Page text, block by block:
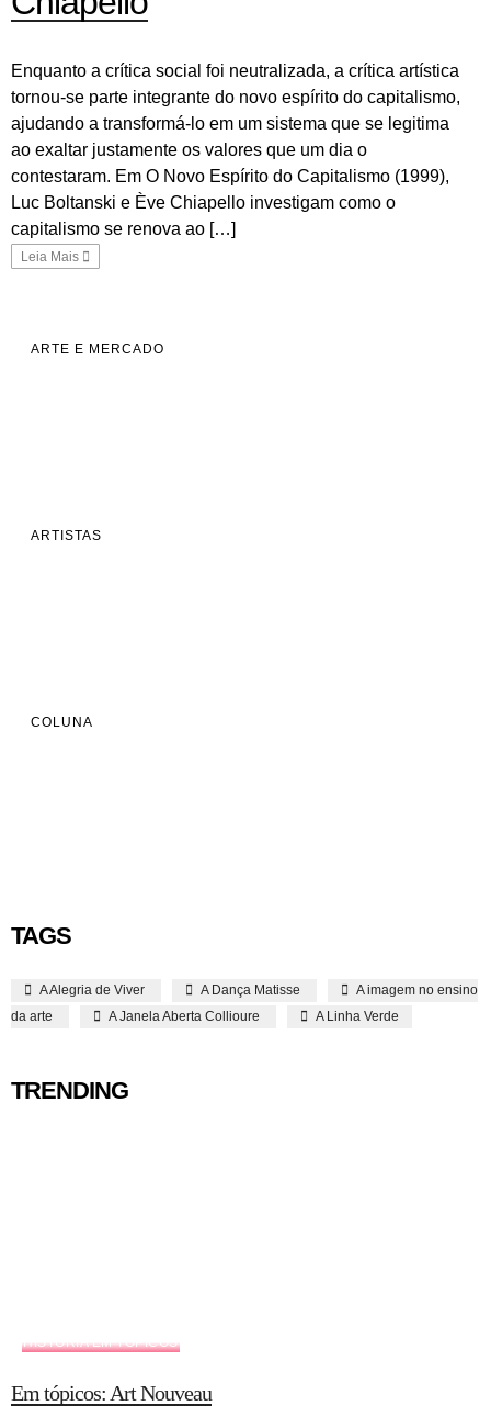
Enquanto a crítica social foi neutralizada, a crítica artística
tornou-se parte integrante do novo espírito do capitalismo,
ajudando a transformá-lo em um sistema que se legitima
ao exaltar justamente os valores que um dia o
contestaram. Em O Novo Espírito do Capitalismo (1999),
Luc Boltanski e Ève Chiapello investigam como o
capitalismo se renova ao […]
Leia Mais
ARTE E MERCADO
ARTISTAS
COLUNA
TAGS
A Alegria de Viver A Dança Matisse
A imagem no ensino
da arte
A Janela Aberta Collioure A Linha Verde
TRENDING
HISTÓRIA EM TÓPICOS
Em tópicos: Art Nouveau